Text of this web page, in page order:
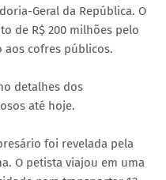
Geral da República. O
de R$ 200 milhões pelo
aos cofres públicos.
detalhes dos
até hoje.
foi revelada pela
O petista viajou em uma